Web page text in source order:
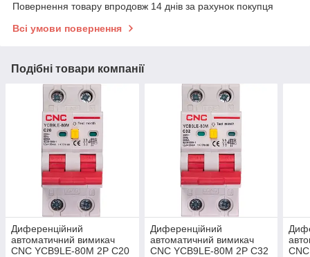
Повернення товару впродовж 14 днів за рахунок покупця
Всі умови повернення
Подібні товари компанії
Диференційний
автоматичний вимикач
CNC YCB9LE-80M 2P C20
Диференційний
автоматичний вимикач
CNC YCB9LE-80M 2P C32